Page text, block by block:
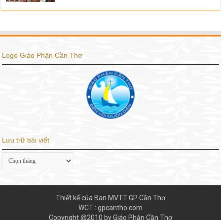
Logo Giáo Phận Cần Thơ
Lưu trữ bài viết
Lưu
trữ
Thiết kế của Ban MVTT GP Cần Thơ
WCT : gpcantho.com
Copyright @2010 by Giáo Phận Cần Thơ